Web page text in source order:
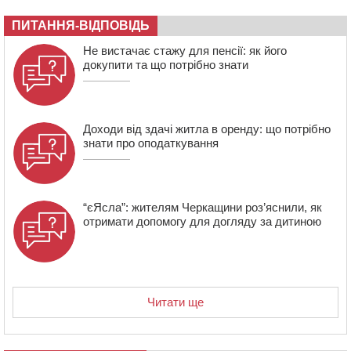
шквали до 22 м/с
12:50 Внаслідок падіння вертольота загинув 28-річний
захисник зі Сміли
ПИТАННЯ-ВІДПОВІДЬ
Не вистачає стажу для пенсії: як його
докупити та що потрібно знати
Доходи від здачі житла в оренду: що потрібно
знати про оподаткування
“єЯсла”: жителям Черкащини роз’яснили, як
отримати допомогу для догляду за дитиною
Читати ще